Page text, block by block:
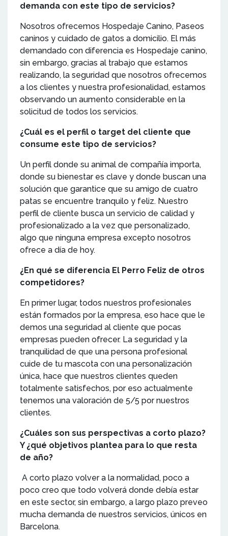
demanda con este tipo de servicios?
Nosotros ofrecemos Hospedaje Canino, Paseos
caninos y cuidado de gatos a domicilio. El más
demandado con diferencia es Hospedaje canino,
sin embargo, gracias al trabajo que estamos
realizando, la seguridad que nosotros ofrecemos
a los clientes y nuestra profesionalidad, estamos
observando un aumento considerable en la
solicitud de todos los servicios.
¿Cuál es el perfil o target del cliente que
consume este tipo de servicios?
Un perfil donde su animal de compañía importa,
donde su bienestar es clave y donde buscan una
solución que garantice que su amigo de cuatro
patas se encuentre tranquilo y feliz. Nuestro
perfil de cliente busca un servicio de calidad y
profesionalizado a la vez que personalizado,
algo que ninguna empresa excepto nosotros
ofrece a día de hoy.
¿En qué se diferencia El Perro Feliz de otros
competidores?
En primer lugar, todos nuestros profesionales
están formados por la empresa, eso hace que le
demos una seguridad al cliente que pocas
empresas pueden ofrecer. La seguridad y la
tranquilidad de que una persona profesional
cuide de tu mascota con una personalización
única, hace que nuestros clientes queden
totalmente satisfechos, por eso actualmente
tenemos una valoración de 5/5 por nuestros
clientes.
¿Cuáles son sus perspectivas a corto plazo?
Y ¿qué objetivos plantea para lo que resta
de año?
A corto plazo volver a la normalidad, poco a
poco creo que todo volverá donde debía estar
en este sector, sin embargo, a largo plazo preveo
mucha demanda de nuestros servicios, únicos en
Barcelona.